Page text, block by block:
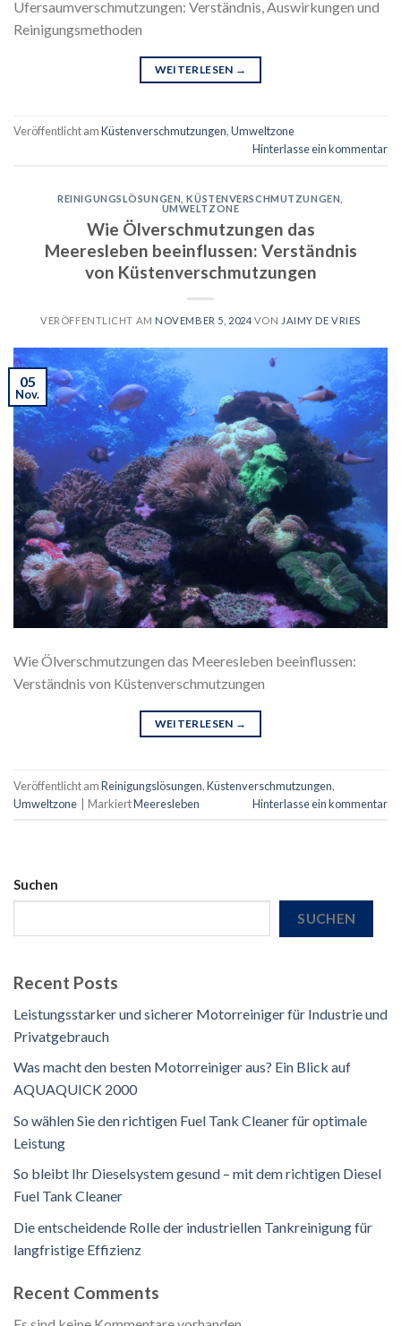
Ufersaumverschmutzungen: Verständnis, Auswirkungen und
Reinigungsmethoden
WEITERLESEN →
Veröffentlicht amKüstenverschmutzungen,Umweltzone
Hinterlasse ein kommentar
REINIGUNGSLÖSUNGEN ,KÜSTENVERSCHMUTZUNGEN
UMWELTZONE
Wie Ölverschmutzungen das
Meeresleben beeinflussen: Verständnis
von Küstenverschmutzungen
VERÖFFENTLICHT AM NOVEMBER 5, 2024 VON JAIMY DE VRIES
05
Nov.
Wie Ölverschmutzungen das Meeresleben beeinflussen:
Verständnis von Küstenverschmutzungen
WEITERLESEN →
Veröffentlicht amReinigungslösungen,Küstenverschmutzungen,
Umweltzone | MarkiertMeeresleben Hinterlasse ein kommentar
Suchen
SUCHEN
Recent Posts
Leistungsstarker und sicherer Motorreiniger für Industrie und
Privatgebrauch
Was macht den besten Motorreiniger aus? Ein Blick auf
AQUAQUICK 2000
So wählen Sie den richtigen Fuel Tank Cleaner für optimale
Leistung
So bleibt Ihr Dieselsystem gesund – mit dem richtigen Diesel
Fuel Tank Cleaner
Die entscheidende Rolle der industriellen Tankreinigung für
langfristige Effizienz
Recent Comments